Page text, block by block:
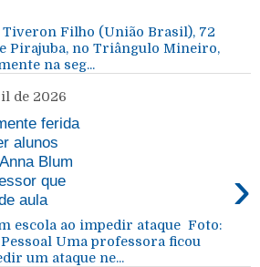
Filho (União Brasil), 72
Pirajuba, no Triângulo Mineiro,
na seg...
de 2026
ferida
alunos
Blum
que
aula
›
escola ao impedir ataque Foto:
Uma professora ficou
um ataque ne...